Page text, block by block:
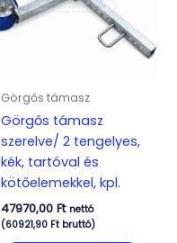
Görgős támasz
Görgős támasz
szerelve/ 2 tengelyes,
kék, tartóval és
kötőelemekkel, kpl.
47970,00 Ft nettó
(60921,90 Ftbruttó)